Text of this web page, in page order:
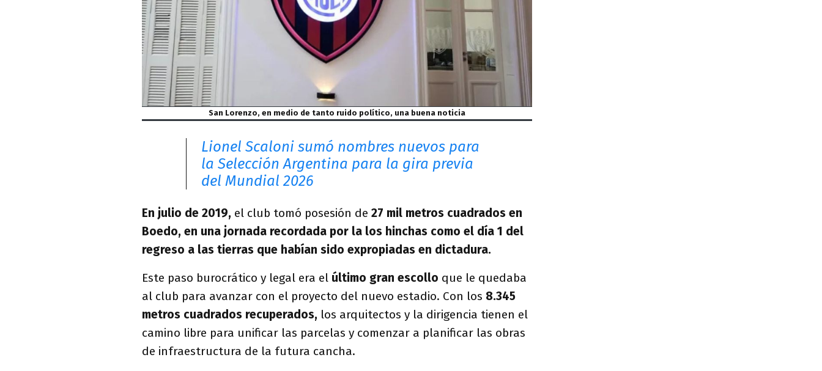
San Lorenzo, en medio de tanto ruido político, una buena noticia
Lionel Scaloni sumó nombres nuevos para
la Selección Argentina para la gira previa
del Mundial 2026
En julio de 2019, el club tomó posesión de 27 mil metros cuadrados en
Boedo, en una jornada recordada por la los hinchas como el día 1 del
regreso a las tierras que habían sido expropiadas en dictadura.
Este paso burocrático y legal era el último gran escollo que le quedaba
al club para avanzar con el proyecto del nuevo estadio. Con los 8.345
metros cuadrados recuperados, los arquitectos y la dirigencia tienen el
camino libre para unificar las parcelas y comenzar a planificar las obras
de infraestructura de la futura cancha.